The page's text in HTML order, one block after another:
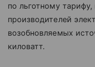
по льготному
производителей
возобновляемых
киловатт.